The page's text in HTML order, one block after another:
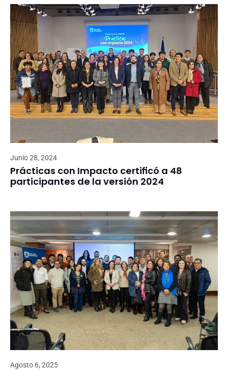
Junio 28, 2024
Prácticas con Impacto certificó a 48
participantes de la versión 2024
Agosto 6, 2025